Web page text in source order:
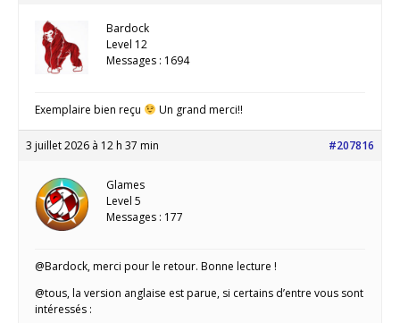
Bardock
Level 12
Messages : 1694
Exemplaire bien reçu Un grand merci!!
3 juillet 2026 à 12 h 37 min #207816
Glames
Level 5
Messages : 177
@Bardock, merci pour le retour. Bonne lecture !
@tous, la version anglaise est parue, si certains d’entre vous sont
intéressés :